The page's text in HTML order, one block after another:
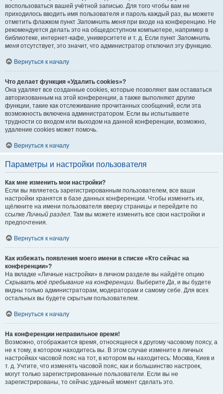
воспользоваться вашей учётной записью. Для того чтобы вам не
приходилось вводить имя пользователя и пароль каждый раз, вы можете
отметить флажком пункт Запомнить меня при входе на конференцию. Не
рекомендуется делать это на общедоступном компьютере, например в
библиотеке, интернет-кафе, университете и т. д. Если пункт Запомнить
меня отсутствует, это значит, что администратор отключил эту функцию.
Вернуться к началу
Что делает функция «Удалить cookies»?
Она удаляет все созданные cookies, которые позволяют вам оставаться
авторизованным на этой конференции, а также выполняют другие
функции, такие как отслеживание прочитанных сообщений, если эта
возможность включена администратором. Если вы испытываете
трудности со входом или выходом на данной конференции, возможно,
удаление cookies может помочь.
Вернуться к началу
Параметры и настройки пользователя
Как мне изменить мои настройки?
Если вы являетесь зарегистрированным пользователем, все ваши
настройки хранятся в базе данных конференции. Чтобы изменить их,
щёлкните на имени пользователя вверху страницы и перейдите по
ссылкеЛичный раздел. Там вы можете изменить все свои настройки и
предпочтения.
Вернуться к началу
Как избежать появления моего имени в списке «Кто сейчас на
конференции»?
На вкладке «Личные настройки» в личном разделе вы найдёте опцию
Скрывать моё пребывание на конференции. ВыберитеДа, и вы будете
видны только администраторам, модераторам и самому себе. Для всех
остальных вы будете скрытым пользователем.
Вернуться к началу
На конференции неправильное время!
Возможно, отображается время, относящееся к другому часовому поясу, а
не к тому, в котором находитесь вы. В этом случае измените в личных
настройках часовой пояс на тот, в котором вы находитесь: Москва, Киев и
т. д. Учтите, что изменять часовой пояс, как и большинство настроек,
могут только зарегистрированные пользователи. Если вы не
зарегистрированы, то сейчас удачный момент сделать это.